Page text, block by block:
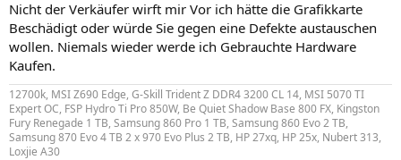
Nicht der Verkäufer wirft mir Vor ich hätte die Grafikkarte
Beschädigt oder würde Sie gegen eine Defekte austauschen
wollen. Niemals wieder werde ich Gebrauchte Hardware
Kaufen.
12700k, MSI Z690 Edge, G-Skill Trident Z DDR4 3200 CL 14, MSI 5070 TI
Expert OC, FSP Hydro Ti Pro 850W, Be Quiet Shadow Base 800 FX, Kingston
Fury Renegade 1 TB, Samsung 860 Pro 1 TB, Samsung 860 Evo 2 TB,
Samsung 870 Evo 4 TB 2 x 970 Evo Plus 2 TB, HP 27xq, HP 25x, Nubert 313,
Loxjie A30